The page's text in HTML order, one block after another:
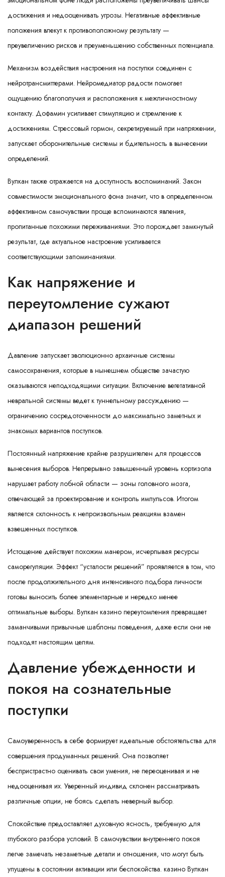
достижения и недооценивать угрозы. Негативные аффективные
положения влекут к противоположному результату —
преувеличению рисков и преуменьшению собственных потенциала.
Механизм воздействия настроения на поступки соединен с
нейротрансмиттерами. Нейромедиатор радости помогает
ощущению благополучия и расположения к межличностному
контакту. Дофамин усиливает стимуляцию и стремление к
достижениям. Стрессовый гормон, секретируемый при напряжении,
запускает оборонительные системы и бдительность в вынесении
определений.
Вулкан также отражается на доступность воспоминаний. Закон
совместимости эмоционального фона значит, что в определенном
аффективном самочувствии проще вспоминаются явления,
пропитанные похожими переживаниями. Это порождает замкнутый
результат, где актуальное настроение усиливается
соответствующими запоминаниями.
Как напряжение и
переутомление сужают
диапазон решений
Давление запускает эволюционно архаичные системы
самосохранения, которые в нынешнем обществе зачастую
оказываются неподходящими ситуации. Включение вегетативной
невральной системы ведет к туннельному рассуждению —
ограничению сосредоточенности до максимально заметных и
знакомых вариантов поступков.
Постоянный напряжение крайне разрушителен для процессов
вынесения выборов. Непрерывно завышенный уровень кортизола
нарушает работу лобной области — зоны головного мозга,
отвечающей за проектирование и контроль импульсов. Итогом
является склонность к непроизвольным реакциям взамен
взвешенных поступков.
Истощение действует похожим манером, исчерпывая ресурсы
саморегуляции. Эффект “усталости решений” проявляется в том, что
после продолжительного дня интенсивного подбора личности
готовы выносить более элементарные и нередко менее
оптимальные выборы. Вулкан казино переутомления превращает
заманчивыми привычные шаблоны поведения, даже если они не
подходят настоящим целям.
Давление убежденности и
покоя на сознательные
поступки
Самоуверенность в себе формирует идеальные обстоятельства для
совершения продуманных решений. Она позволяет
беспристрастно оценивать свои умения, не переоценивая и не
недооценивая их. Уверенный индивид склонен рассматривать
различные опции, не боясь сделать неверный выбор.
Спокойствие предоставляет духовную ясность, требуемую для
глубокого разбора условий. В самочувствии внутреннего покоя
легче замечать незаметные детали и отношения, что могут быть
упущены в состоянии активации или беспокойства. казино Вулкан